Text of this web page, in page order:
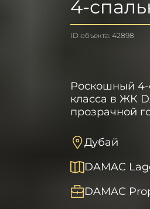
4-
ID объекта: 42898
Роскошный 4-
класса в ЖК
прозрачной
Дубай
DAMAC
DAMAC